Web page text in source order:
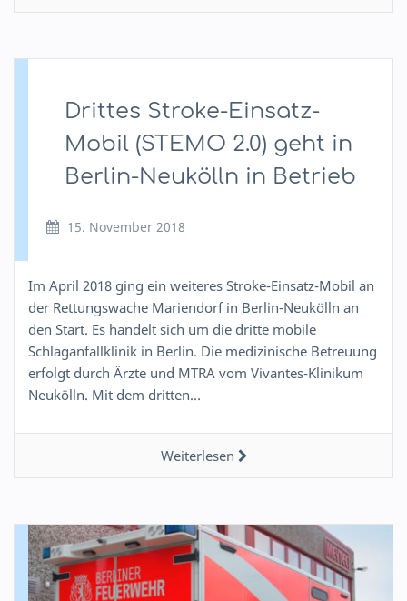
Drittes Stroke-Einsatz-
Mobil (STEMO 2.0) geht in
Berlin-Neukölln in Betrieb
15. November 2018
Im April 2018 ging ein weiteres Stroke-Einsatz-Mobil an
der Rettungswache Mariendorf in Berlin-Neukölln an
den Start. Es handelt sich um die dritte mobile
Schlaganfallklinik in Berlin. Die medizinische Betreuung
erfolgt durch Ärzte und MTRA vom Vivantes-Klinikum
Neukölln. Mit dem dritten…
Weiterlesen